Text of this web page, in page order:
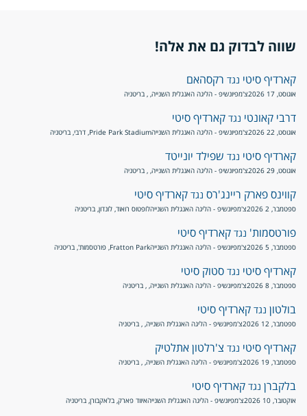
שווה לבדוק גם את אלה!
קארדיף סיטי נגד רקסהאם
אוגוסט, 17 2026 צ'מפיונשיפ - הליגה האנגלית השנייה, , בריטניה
דרבי קאונטי נגד קארדיף סיטי
אוגוסט, 22 2026 צ'מפיונשיפ - הליגה האנגלית השנייהPride Park Stadium, דרבי, בריטניה
קארדיף סיטי נגד שפילד יונייטד
אוגוסט, 29 2026 צ'מפיונשיפ - הליגה האנגלית השנייה, , בריטניה
קווינס פארק ריינג'רס נגד קארדיף סיטי
ספטמבר, 2 2026 צ'מפיונשיפ - הליגה האנגלית השנייהלופטוס רואוד, לונדון, בריטניה
פורטסמות' נגד קארדיף סיטי
ספטמבר, 5 2026 צ'מפיונשיפ - הליגה האנגלית השנייהFratton Park, פורטסמות', בריטניה
קארדיף סיטי נגד סטוק סיטי
ספטמבר, 8 2026 צ'מפיונשיפ - הליגה האנגלית השנייה, , בריטניה
בולטון נגד קארדיף סיטי
ספטמבר, 12 2026 צ'מפיונשיפ - הליגה האנגלית השנייה, , בריטניה
קארדיף סיטי נגד צ'רלטון אתלטיק
ספטמבר, 19 2026 צ'מפיונשיפ - הליגה האנגלית השנייה, , בריטניה
בלקברן נגד קארדיף סיטי
אוקטובר, 10 2026 צ'מפיונשיפ - הליגה האנגלית השנייהאיווד פארק, בלאקבורן, בריטניה